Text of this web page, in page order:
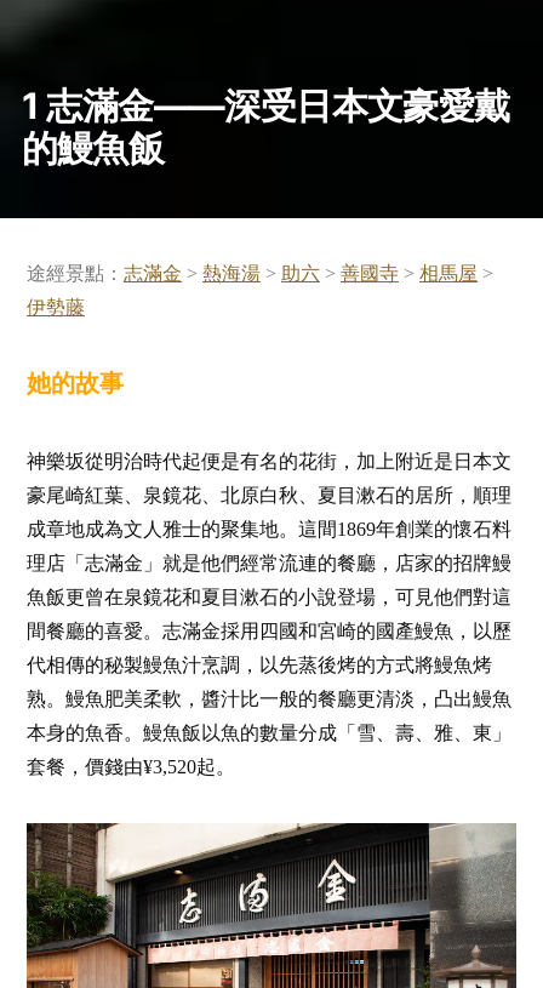
1 志滿金——深受日本文豪愛戴
的鰻魚飯
途經景點： 志滿金 > 熱海湯 > 助六 > 善國寺 > 相馬屋 >
伊勢藤
她的故事
神樂坂從明治時代起便是有名的花街，加上附近是日本文
豪尾崎紅葉、泉鏡花、北原白秋、夏目漱石的居所，順理
成章地成為文人雅士的聚集地。這間1869年創業的懷石料
理店「志滿金」就是他們經常流連的餐廳，店家的招牌鰻
魚飯更曾在泉鏡花和夏目漱石的小說登場，可見他們對這
間餐廳的喜愛。志滿金採用四國和宮崎的國產鰻魚，以歷
代相傳的秘製鰻魚汁烹調，以先蒸後烤的方式將鰻魚烤
熟。鰻魚肥美柔軟，醬汁比一般的餐廳更清淡，凸出鰻魚
本身的魚香。鰻魚飯以魚的數量分成「雪、壽、雅、東」
套餐，價錢由¥3,520起。